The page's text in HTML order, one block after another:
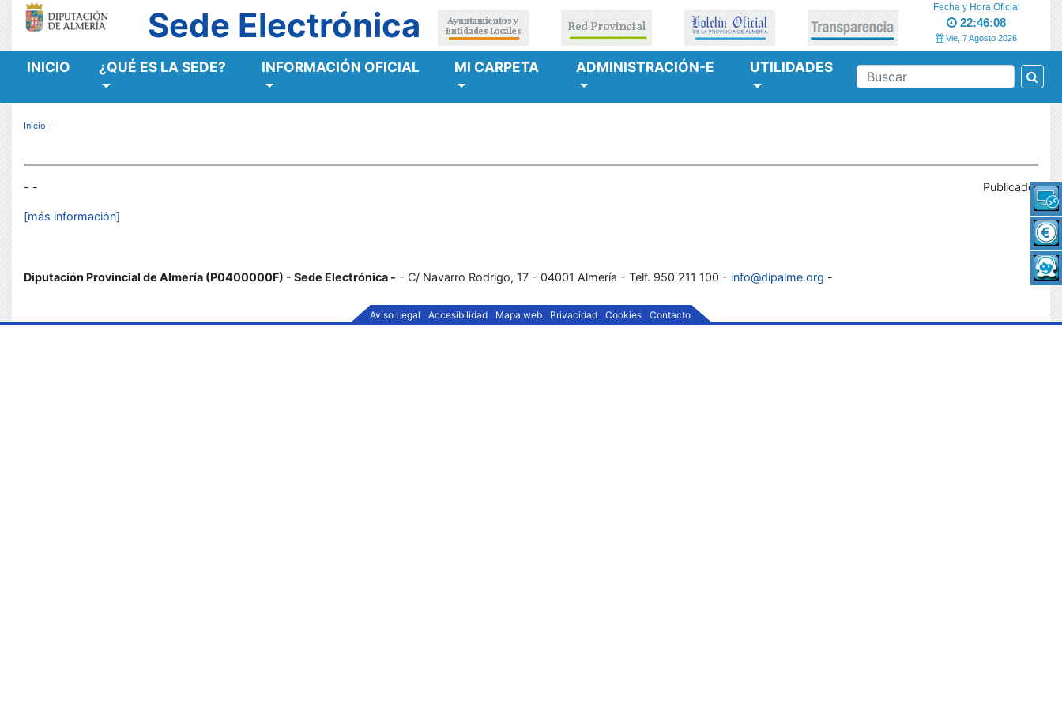
Sede Electrónica Fecha y Hora Oficial
22:46:08
Vie, 7 Agosto 2026
MENÚ RESPONSIVE
INICIO ¿QUÉ ES LA SEDE? INFORMACIÓN OFICIAL MI CARPETA ADMINISTRACIÓN-E UTILIDADES
BUSCAR
Inicio -
- - Publicado:
[más información]
Diputación Provincial de Almería (P0400000F) - Sede Electrónica - - C/ Navarro Rodrigo, 17 - 04001 Almería - Telf. 950 211 100 - info@dipalme.org -
Aviso Legal Accesibilidad Mapa web Privacidad Cookies Contacto